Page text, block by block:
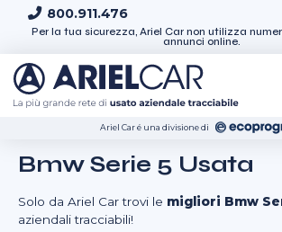
Skip to content
800.911.476
Per la tua sicurezza, Ariel Car non utilizza
annunci online.
Ariel Car é una divisione di
Bmw Serie 5 Usata
Solo da Ariel Car trovi le migliori Bmw
aziendali tracciabili!